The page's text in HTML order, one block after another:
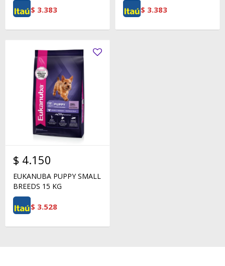
$ 3.383 $ 3.383
$ 4.150
EUKANUBA PUPPY SMALL
BREEDS 15 KG
$ 3.528